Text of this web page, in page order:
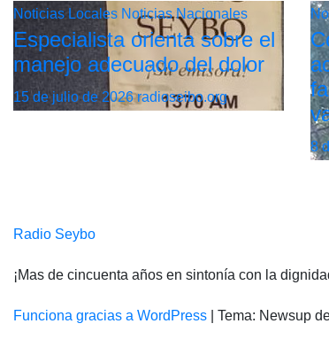
Noticias Locales Noticias Nacionales
Especialista orienta sobre el
manejo adecuado del dolor
15 de julio de 2026radioseibo.org
8
Radio Seybo
¡Mas de cincuenta años en sintonía con la
Funciona gracias a WordPress Tema: Newsup